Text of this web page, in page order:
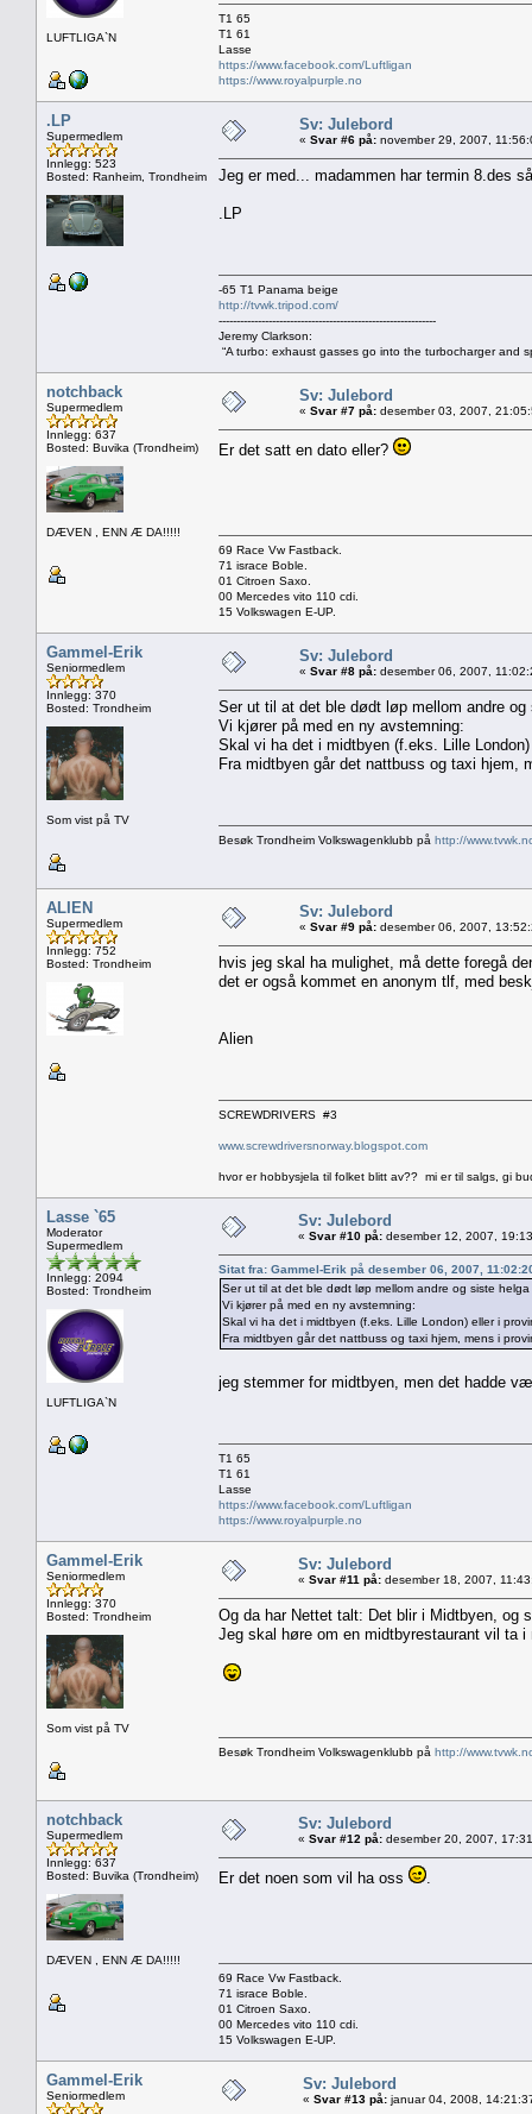
LUFTLIGA`N
T1 65
T1 61
Lasse
https://www.facebook.com/Luftligan
https://www.royalpurple.no
.LP
Supermedlem
Innlegg: 523
Bosted: Ranheim, Trondheim
Sv: Julebord
« Svar #6 på: november 29, 2007,
Jeg er med... madammen har termin 8.des
.LP
-65 T1 Panama beige
http://tvwk.tripod.com/
-------------------------------------------------------------
Jeremy Clarkson:
“A turbo: exhaust gasses go into the turbocharger and
notchback
Supermedlem
Innlegg: 637
Bosted: Buvika (Trondheim)
DÆVEN , ENN Æ DA!!!!!
Sv: Julebord
« Svar #7 på: desember 03, 2007,
Er det satt en dato eller?
69 Race Vw Fastback.
71 israce Boble.
01 Citroen Saxo.
00 Mercedes vito 110 cdi.
15 Volkswagen E-UP.
Gammel-Erik
Seniormedlem
Innlegg: 370
Bosted: Trondheim
Som vist på TV
Sv: Julebord
« Svar #8 på: desember 06, 2007,
Ser ut til at det ble dødt løp mellom andre og
Vi kjører på med en ny avstemning:
Skal vi ha det i midtbyen (f.eks. Lille
Fra midtbyen går det nattbuss og taxi hjem,
Besøk Trondheim Volkswagenklubb på http://
ALIEN
Supermedlem
Innlegg: 752
Bosted: Trondheim
Sv: Julebord
« Svar #9 på: desember 06, 2007,
hvis jeg skal ha mulighet, må dette foregå
det er også kommet en anonym tlf, med
Alien
SCREWDRIVERS #3
www.screwdriversnorway.blogspot.com
hvor er hobbysjela til folket blitt av?? mi er til salgs, gi
Lasse `65
Moderator
Supermedlem
Innlegg: 2094
Bosted: Trondheim
LUFTLIGA`N
Sv: Julebord
« Svar #10 på: desember 12, 2007,
Sitat fra: Gammel-Erik på desember 06, 2007,
Ser ut til at det ble dødt løp mellom andre og siste helga
Vi kjører på med en ny avstemning:
Skal vi ha det i midtbyen (f.eks. Lille London) eller i
Fra midtbyen går det nattbuss og taxi hjem, mens i
jeg stemmer for midtbyen, men det hadde
T1 65
T1 61
Lasse
https://www.facebook.com/Luftligan
https://www.royalpurple.no
Gammel-Erik
Seniormedlem
Innlegg: 370
Bosted: Trondheim
Som vist på TV
Sv: Julebord
« Svar #11 på: desember 18, 2007,
Og da har Nettet talt: Det blir i Midtbyen, og
Jeg skal høre om en midtbyrestaurant vil ta i
Besøk Trondheim Volkswagenklubb på http://
notchback
Supermedlem
Innlegg: 637
Bosted: Buvika (Trondheim)
DÆVEN , ENN Æ DA!!!!!
Sv: Julebord
« Svar #12 på: desember 20, 2007,
Er det noen som vil ha oss .
69 Race Vw Fastback.
71 israce Boble.
01 Citroen Saxo.
00 Mercedes vito 110 cdi.
15 Volkswagen E-UP.
Gammel-Erik
Seniormedlem
Sv: Julebord
« Svar #13 på: januar 04, 2008,